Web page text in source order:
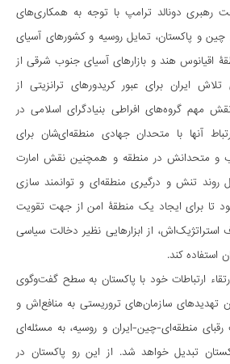
رهبری دونالد ترامپ با توجه به همکاری‌های
و پاکستان، تمایل روسیه و کشورهای آسیای
اقیانوس هند و بازارهای آسیای جنوب شرقی از
ایران برای عبور کریدورهای ترانزیتی از
مهم گروه‌های افراطی بنیادگرای اسلامی در
آنها با متحدان جهادی منطقه‌ای‌شان برای
و متحدانش در منطقه و همچنین نقش امارت
روند تنش و درگیری منطقه‌ای و توانمند سازی
تا برای ایجاد یک منطقۀ امن از جهت تقویت
از ابزارهایی نظیر دخالت سیاسی
استفاده کند.
ارتباطات خود با پاکستان به سطح گفت‌وگوی
تهدیدهای سازمان‌های تروریستی به منافع‌اش و
منطقه‌ای-چین-ایران و روسیه، به مسئله‌ای
تبدیل خواهد شد. از این رو پاکستان در